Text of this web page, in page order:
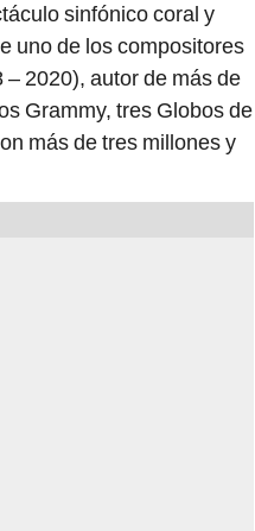
sinfónico coral y
uno de los compositores
2020), autor de más de
Grammy, tres Globos de
más de tres millones y